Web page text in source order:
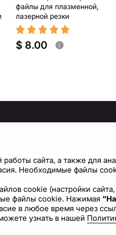
файлы для плазменной,
лазерной резки
$ 8.00 i
сайта
cookie
соглашение
сайта, а также для
Необходимые файлы
cookie (настройки
файлы cookie. Нажимая
в любое время через
узнать в нашей